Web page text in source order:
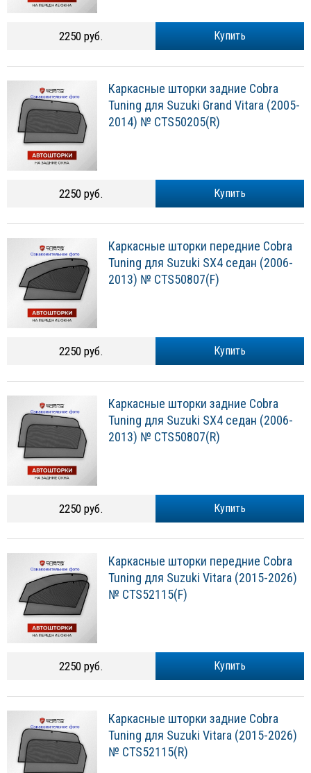
Купить
2250 руб.
Каркасные шторки задние Cobra
Tuning для Suzuki Grand Vitara (2005-
2014) № CTS50205(R)
Купить
2250 руб.
Каркасные шторки передние Cobra
Tuning для Suzuki SХ4 седан (2006-
2013) № CTS50807(F)
Купить
2250 руб.
Каркасные шторки задние Cobra
Tuning для Suzuki SХ4 седан (2006-
2013) № CTS50807(R)
Купить
2250 руб.
Каркасные шторки передние Cobra
Tuning для Suzuki Vitara (2015-2026)
№ CTS52115(F)
Купить
2250 руб.
Каркасные шторки задние Cobra
Tuning для Suzuki Vitara (2015-2026)
№ CTS52115(R)